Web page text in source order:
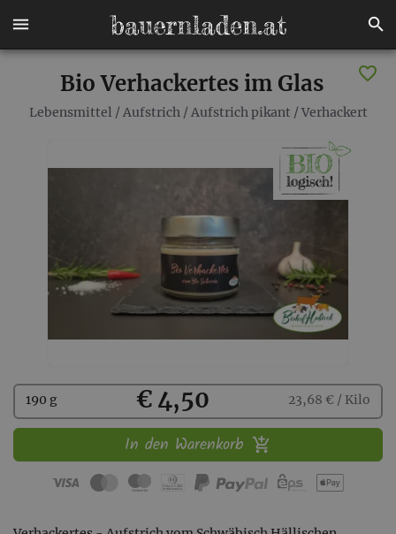
Bio Verhackertes im Glas
Lebensmittel / Aufstrich/ Aufstrich pikant / Verhackert
Kaufen
190 g € 4,50 23,68 € / Kilo
In den Warenkorb